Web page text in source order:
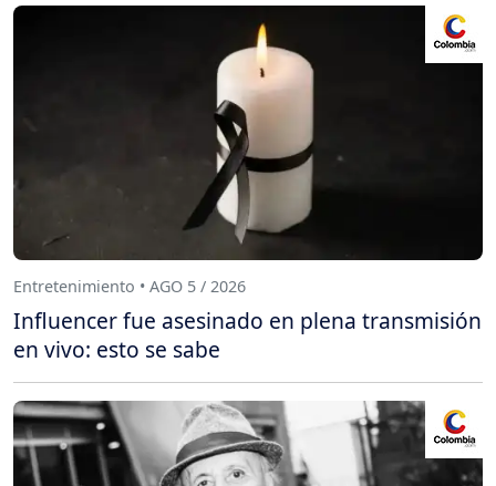
Entretenimiento • AGO 5 / 2026
Influencer fue asesinado en plena transmisión
en vivo: esto se sabe